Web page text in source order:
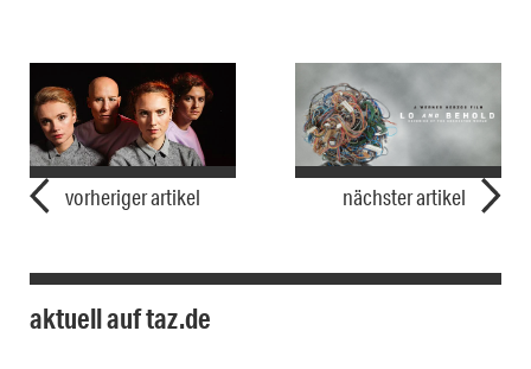
vorheriger artikel nächster artikel
aktuell auf taz.de